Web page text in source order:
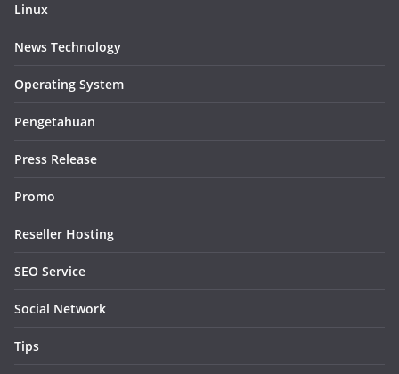
Linux
News Technology
Operating System
Pengetahuan
Press Release
Promo
Reseller Hosting
SEO Service
Social Network
Tips